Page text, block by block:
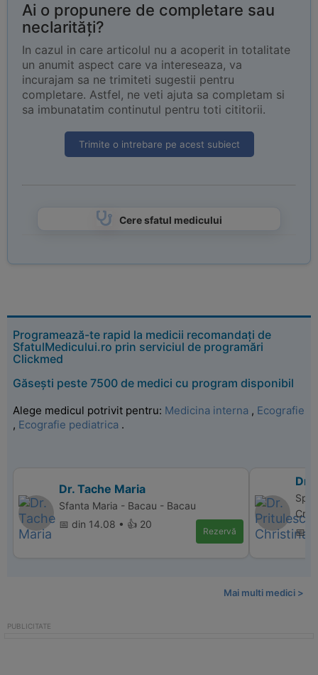
Ai o propunere de completare sau
neclarități?
In cazul in care articolul nu a acoperit in totalitate
un anumit aspect care va intereseaza, va
incurajam sa ne trimiteti sugestii pentru
completare. Astfel, ne veti ajuta sa completam si
sa imbunatatim continutul pentru toti cititorii.
Trimite o intrebare pe acest subiect
Cere sfatul medicului
Programează-te rapid la medicii recomandați de
SfatulMedicului.ro prin serviciul de programări
Clickmed
Găsești peste 7500 de medici cu program disponibil
Alege medicul potrivit pentru: Medicina interna , Ecografie
, Ecografie pediatrica .
Dr. Tache Maria
Sfanta Maria - Bacau - Bacau
📅 din 14.08 • 👍 20
Rezervă
Dr.
📅
Mai multi medici >